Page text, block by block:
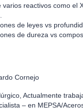
reactivos como el
de leyes vs
de dureza vs
Cornejo
Actualmente
– en MEPSA/